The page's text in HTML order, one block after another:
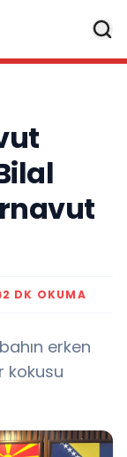
2 DK OKUMA
erken
kokusu